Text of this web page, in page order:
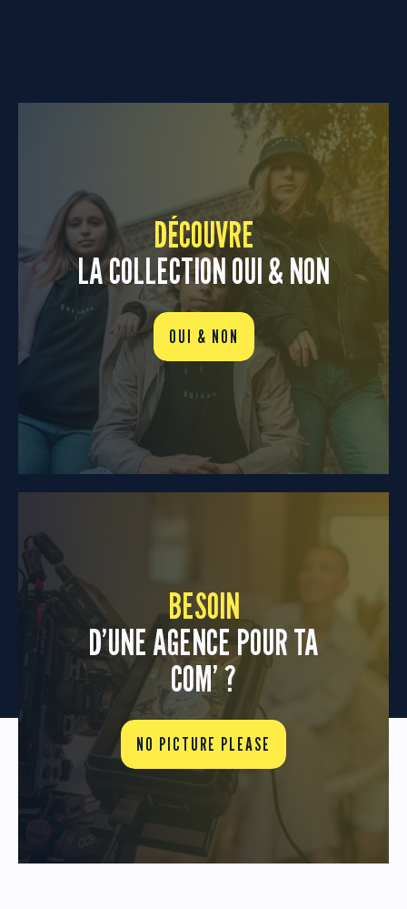
DÉCOUVRE
LA COLLECTION OUI & NON
OUI & NON
BESOIN
D’UNE AGENCE POUR TA
COM’ ?
NO PICTURE PLEASE